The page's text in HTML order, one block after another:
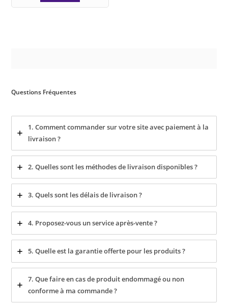
Questions Fréquentes
1. Comment commander sur votre site avec paiement à la
livraison ?
2. Quelles sont les méthodes de livraison disponibles ?
3. Quels sont les délais de livraison ?
4. Proposez-vous un service après-vente ?
5. Quelle est la garantie offerte pour les produits ?
7. Que faire en cas de produit endommagé ou non
conforme à ma commande ?